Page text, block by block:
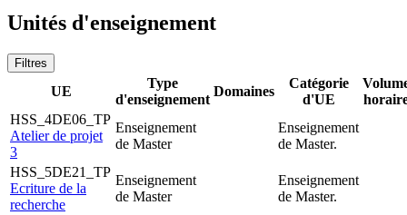
Unités d'enseignement
Filtres
UE
Type
d'enseignement
Domaines
Catégorie
d'UE
HSS_4DE06_TP
Atelier de projet
3
Enseignement
de Master
Enseignement
de Master.
HSS_5DE21_TP
Ecriture de la
recherche
Enseignement
de Master
Enseignement
de Master.